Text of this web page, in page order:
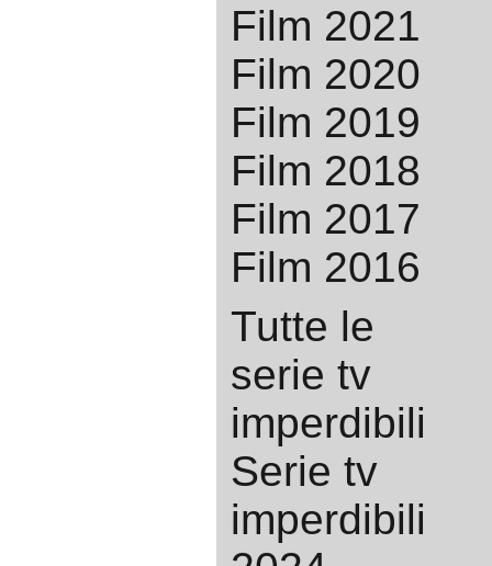
Film 2021
Film 2020
Film 2019
Film 2018
Film 2017
Film 2016
Tutte le
serie tv
imperdibili
Serie tv
imperdibili